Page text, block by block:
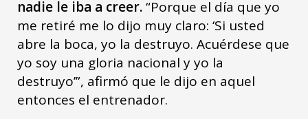
nadie le iba a creer.“Porque el día que yo
me retiré me lo dijo muy claro: ‘Si usted
abre la boca, yo la destruyo. Acuérdese que
yo soy una gloria nacional y yo la
destruyo’”, afirmó que le dijo en aquel
entonces el entrenador.